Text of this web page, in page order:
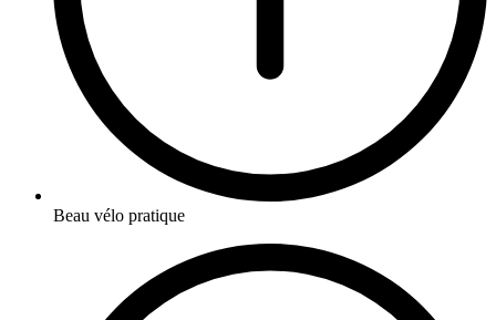
Beau vélo pratique